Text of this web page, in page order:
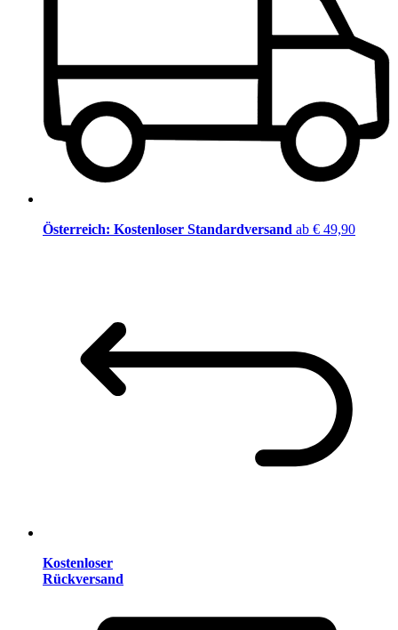
Österreich: Kostenloser Standardversand ab € 49,90
Kostenloser
Rückversand